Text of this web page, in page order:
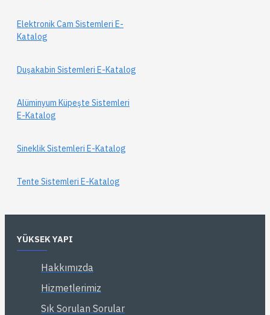
YÜKSEK YAPI
Hakkımızda
Hizmetlerimiz
Sık Sorulan Sorular